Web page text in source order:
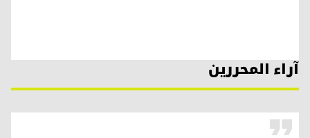
آراء المحررين